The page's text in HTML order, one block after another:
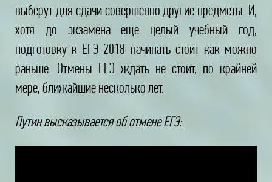
выберут для сдачи совершенно другие предметы. И,
хотя до экзамена еще целый учебный год,
подготовку к ЕГЭ 2018 начинать стоит как можно
раньше. Отмены ЕГЭ ждать не стоит, по крайней
мере, ближайшие несколько лет.
Путин высказывается об отмене ЕГЭ: